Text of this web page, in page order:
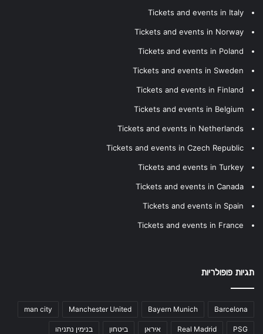
Tickets and events in Italy
Tickets and events in Norway
Tickets and events in Poland
Tickets and events in Sweden
Tickets and events in Finland
Tickets and events in Belgium
Tickets and events in Netherlands
Tickets and events in Czech Republic
Tickets and events in Turkey
Tickets and events in Canada
Tickets and events in Spain
Tickets and events in France
תגיות פופולריות
Barcelona
Bayern Munich
Manchester United
man city
PSG
Real Madrid איראן ביטחון בנימין נתניהו